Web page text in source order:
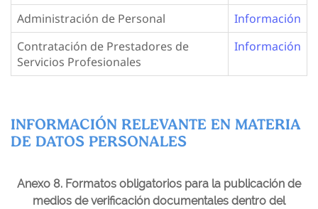
Administración de Personal
Información
Contratación de Prestadores de
Servicios Profesionales
Información
INFORMACIÓN RELEVANTE EN MATERIA
DE DATOS PERSONALES
Anexo 8. Formatos obligatorios para la publicación de
medios de verificación documentales dentro del